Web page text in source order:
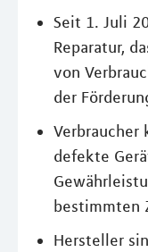
Seit 1. Juli
Reparatur,
von
der
Verbraucher
defekte
bestimmten
Hersteller